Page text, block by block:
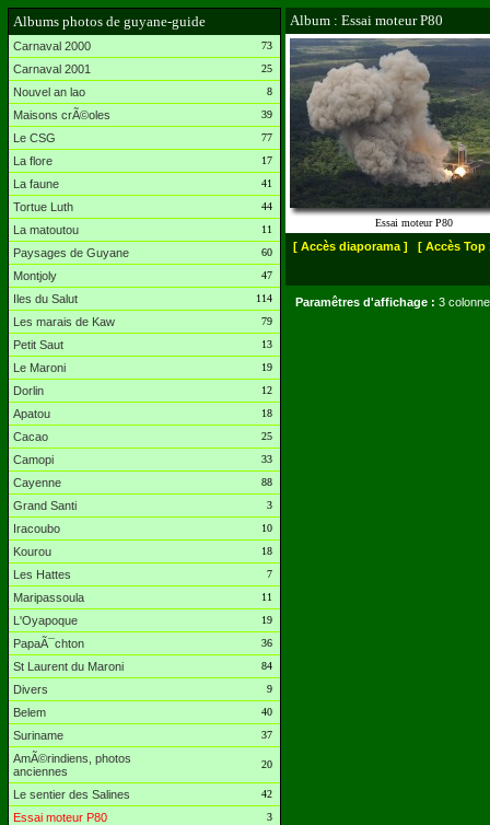
Albums photos de guyane-guide
Carnaval 2000 73
Carnaval 2001 25
Nouvel an lao 8
Maisons crÃ©oles 39
Le CSG 77
La flore 17
La faune 41
Tortue Luth 44
La matoutou 11
Paysages de Guyane 60
Montjoly 47
Iles du Salut 114
Les marais de Kaw 79
Petit Saut 13
Le Maroni 19
Dorlin 12
Apatou 18
Cacao 25
Camopi 33
Cayenne 88
Grand Santi 3
Iracoubo 10
Kourou 18
Les Hattes 7
Maripassoula 11
L'Oyapoque 19
PapaÃ¯chton 36
St Laurent du Maroni 84
Divers 9
Belem 40
Suriname 37
AmÃ©rindiens, photos
anciennes
20
Le sentier des Salines 42
Essai moteur P80 3
Album : Essai moteur P80
Essai moteur P80
[ Accès diaporama ] [ Accès Top
Paramêtres d'affichage : 3